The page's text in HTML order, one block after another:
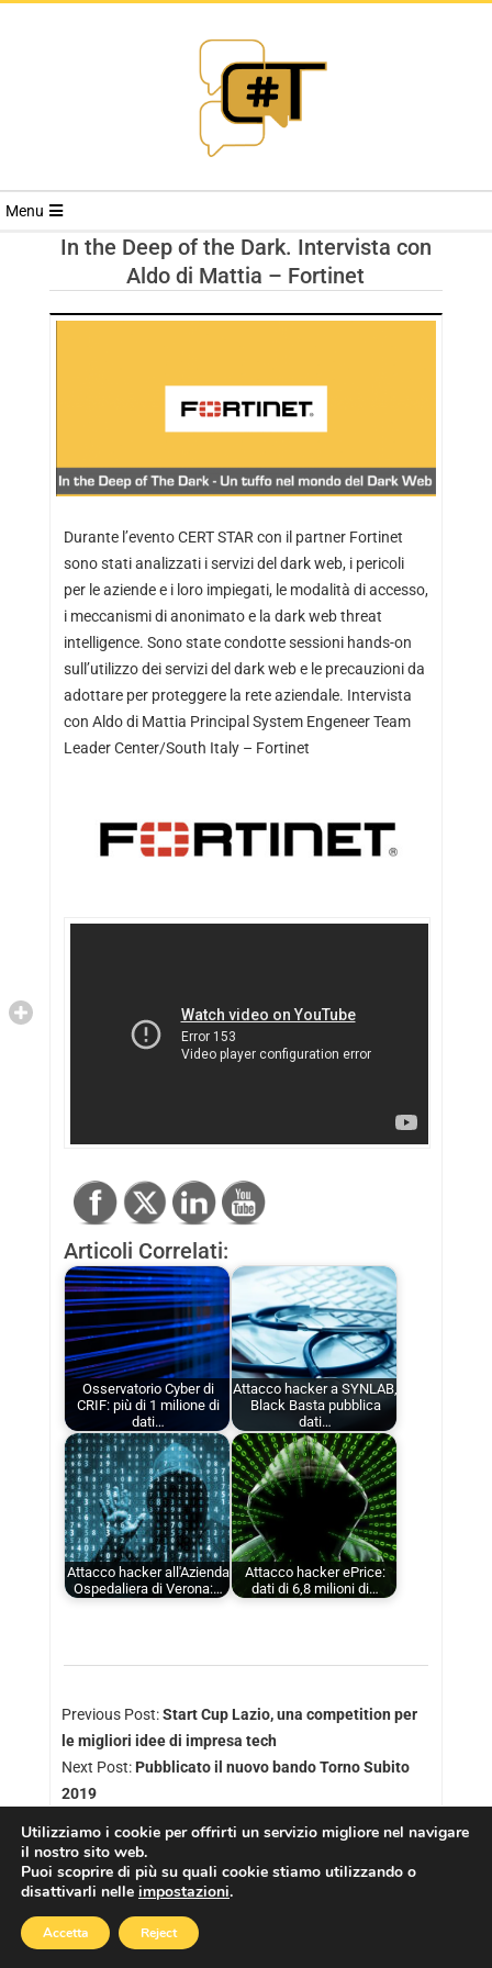
RIVISTA
TRENDS
Menu
In the Deep of the Dark. Intervista con
Aldo di Mattia – Fortinet
Durante l’eventoCERT STAR con il partner Fortinet
sono stati analizzati i servizi del dark web, i pericoli
per le aziende e i loro impiegati, le modalità di accesso,
i meccanismi di anonimato e la dark web threat
intelligence. Sono state condotte sessioni hands-on
sull’utilizzo dei servizi del dark web e le precauzioni da
adottare per proteggere la rete aziendale. Intervista
con Aldo di Mattia Principal System Engeneer Team
Leader Center/South Italy – Fortinet
Articoli Correlati:
Osservatorio Cyber di
CRIF: più di 1 milione di
dati…
Attacco hacker a SYNLAB,
Black Basta pubblica
dati…
Attacco hacker all'Azienda
Ospedaliera di Verona:…
Attacco hacker ePrice:
dati di 6,8 milioni di…
Previous Post:Start Cup Lazio, una competition per
le migliori idee di impresa tech
Next Post: Pubblicato il nuovo bando Torno Subito
2019
Copyright © 2026
Utilizziamo i cookie per offrirti un servizio migliore nel navigare
il nostro sito web.
Puoi scoprire di più su quali cookie stiamo utilizzando o
disattivarli nelle impostazioni.
Accetta Reject